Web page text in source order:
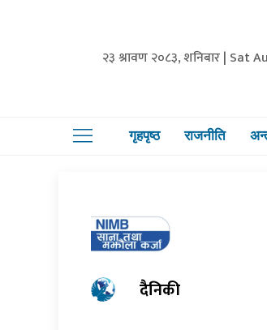
२३ श्रावण २०८३, शनिबार | Sat
गृहपृष्ठ राजनीति
दैनिकी